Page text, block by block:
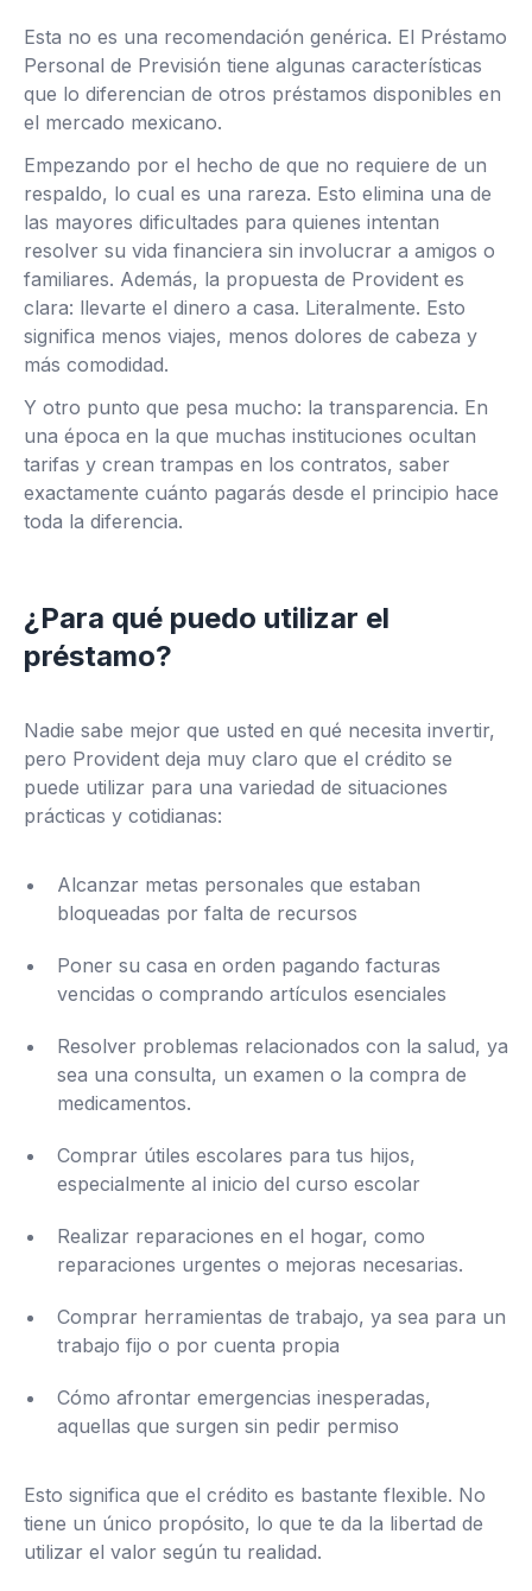
Esta no es una recomendación genérica. El Préstamo
Personal de Previsión tiene algunas características
que lo diferencian de otros préstamos disponibles en
el mercado mexicano.
Empezando por el hecho de que no requiere de un
respaldo, lo cual es una rareza. Esto elimina una de
las mayores dificultades para quienes intentan
resolver su vida financiera sin involucrar a amigos o
familiares. Además, la propuesta de Provident es
clara: llevarte el dinero a casa. Literalmente. Esto
significa menos viajes, menos dolores de cabeza y
más comodidad.
Y otro punto que pesa mucho: la transparencia. En
una época en la que muchas instituciones ocultan
tarifas y crean trampas en los contratos, saber
exactamente cuánto pagarás desde el principio hace
toda la diferencia.
¿Para qué puedo utilizar el
préstamo?
Nadie sabe mejor que usted en qué necesita invertir,
pero Provident deja muy claro que el crédito se
puede utilizar para una variedad de situaciones
prácticas y cotidianas:
Alcanzar metas personales que estaban
bloqueadas por falta de recursos
Poner su casa en orden pagando facturas
vencidas o comprando artículos esenciales
Resolver problemas relacionados con la salud, ya
sea una consulta, un examen o la compra de
medicamentos.
Comprar útiles escolares para tus hijos,
especialmente al inicio del curso escolar
Realizar reparaciones en el hogar, como
reparaciones urgentes o mejoras necesarias.
Comprar herramientas de trabajo, ya sea para un
trabajo fijo o por cuenta propia
Cómo afrontar emergencias inesperadas,
aquellas que surgen sin pedir permiso
Esto significa que el crédito es bastante flexible. No
tiene un único propósito, lo que te da la libertad de
utilizar el valor según tu realidad.